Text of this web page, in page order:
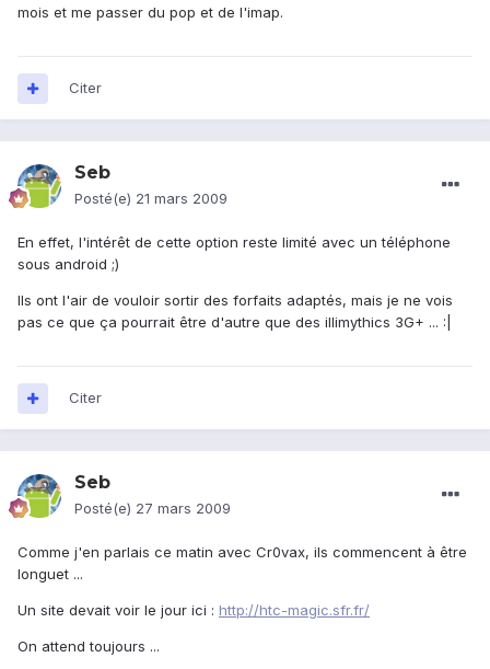
mois et me passer du pop et de l'imap.
Citer
Seb
Posté(e) 21 mars 2009
En effet, l'intérêt de cette option reste limité avec un téléphone
sous android ;)
Ils ont l'air de vouloir sortir des forfaits adaptés, mais je ne vois
pas ce que ça pourrait être d'autre que des illimythics 3G+ ... :|
Citer
Seb
Posté(e) 27 mars 2009
Comme j'en parlais ce matin avec Cr0vax, ils commencent à être
longuet ...
Un site devait voir le jour ici : http://htc-magic.sfr.fr/
On attend toujours ...